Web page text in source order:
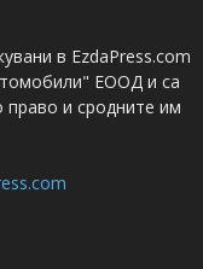
в EzdaPress.com
ЕООД и са
право и сродните им